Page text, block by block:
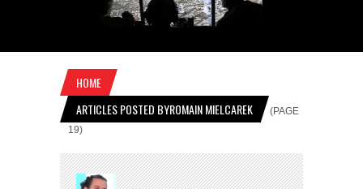
HOME
ARTICLES POSTED BYROMAIN MIELCAREK
(PAGE
19)